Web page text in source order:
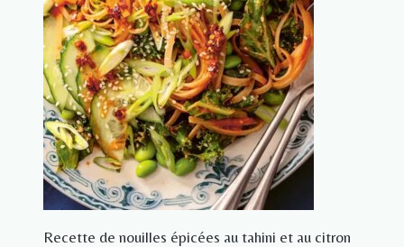
Recette de nouilles épicées au tahini et au citron